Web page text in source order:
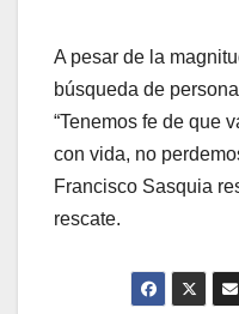
A pesar de la
búsqueda de
“Tenemos fe de que
con vida, no
Francisco Sasquia
rescate.